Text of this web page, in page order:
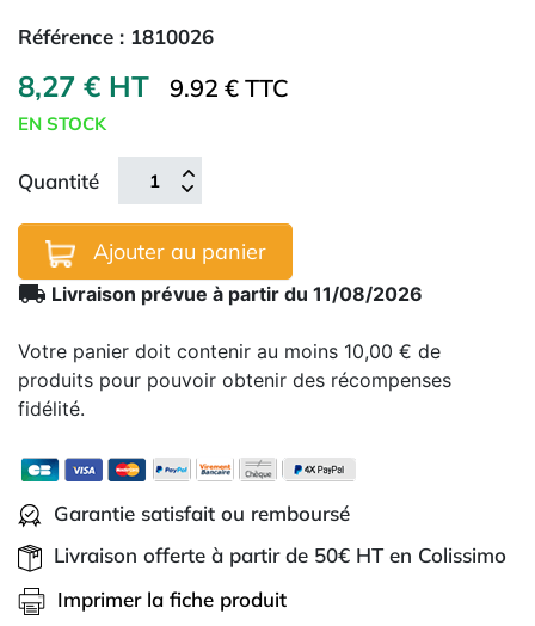
Référence : 1810026
8,27 € HT 9.92 € TTC
EN STOCK
Quantité
Ajouter au panier
local_shipping Livraison prévue à partir du 11/08/2026
Votre panier doit contenir au moins 10,00 € de
produits pour pouvoir obtenir des récompenses
fidélité.
Garantie satisfait ou remboursé
Livraison offerte à partir de 50€ HT en Colissimo
Imprimer la fiche produit